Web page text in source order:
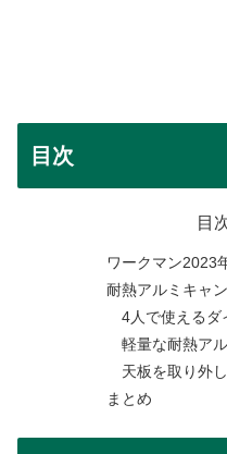
目次
目
ワークマン2023
耐熱アルミキャ
4人で使えるダ
軽量な耐熱ア
天板を取り外
まとめ